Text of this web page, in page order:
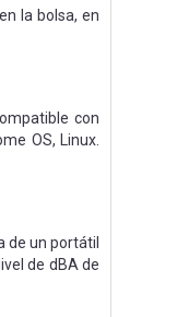
la bolsa, en
con
OS, Linux.
de un portátil
de dBA de